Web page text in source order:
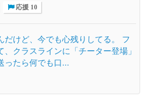
応援 10
けど、今でも心残りしてる。 フ
クラスラインに「チーター登場」
ったら何でも口...